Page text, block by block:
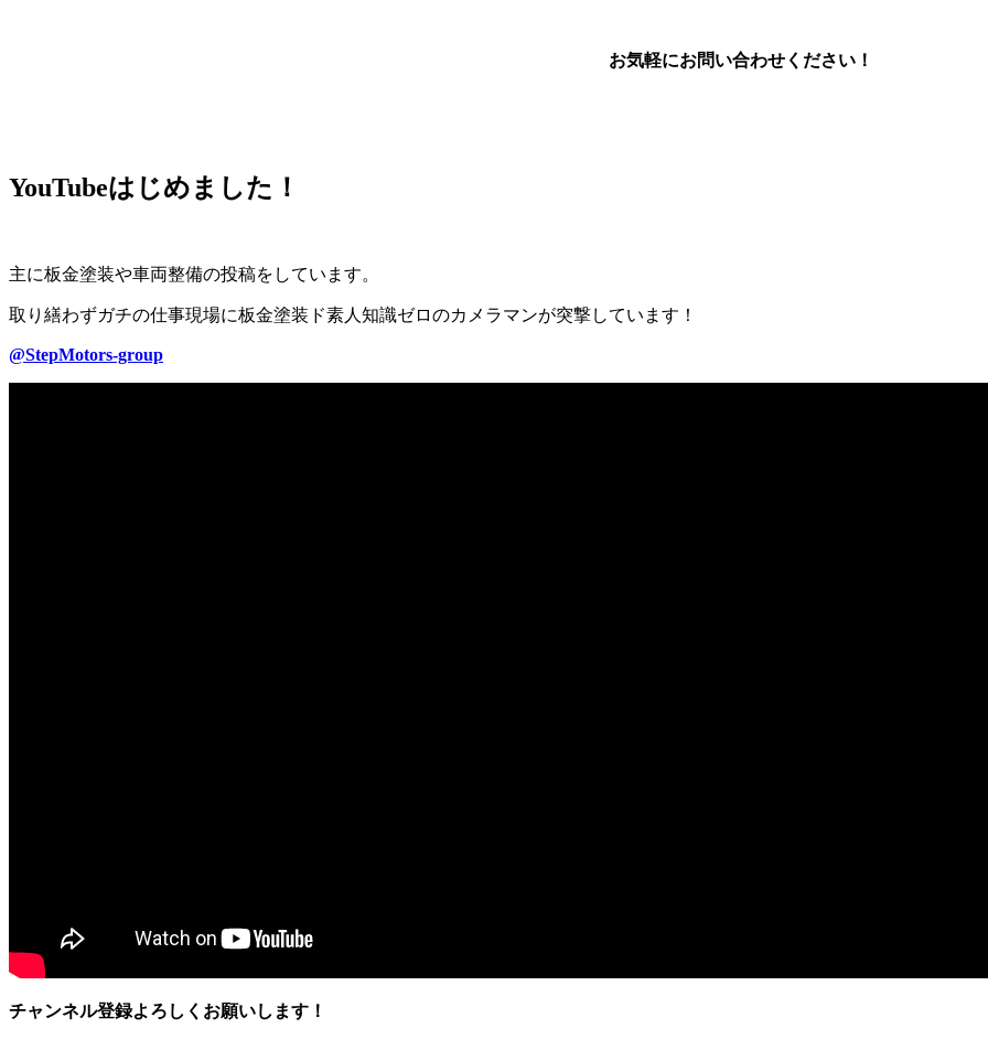
お気軽にお問い合わせください！
YouTubeはじめました！
主に板金塗装や車両整備の投稿をしています。
取り繕わずガチの仕事現場に板金塗装ド素人知識ゼロのカメラマンが突撃しています！
@StepMotors-group
チャンネル登録よろしくお願いします！